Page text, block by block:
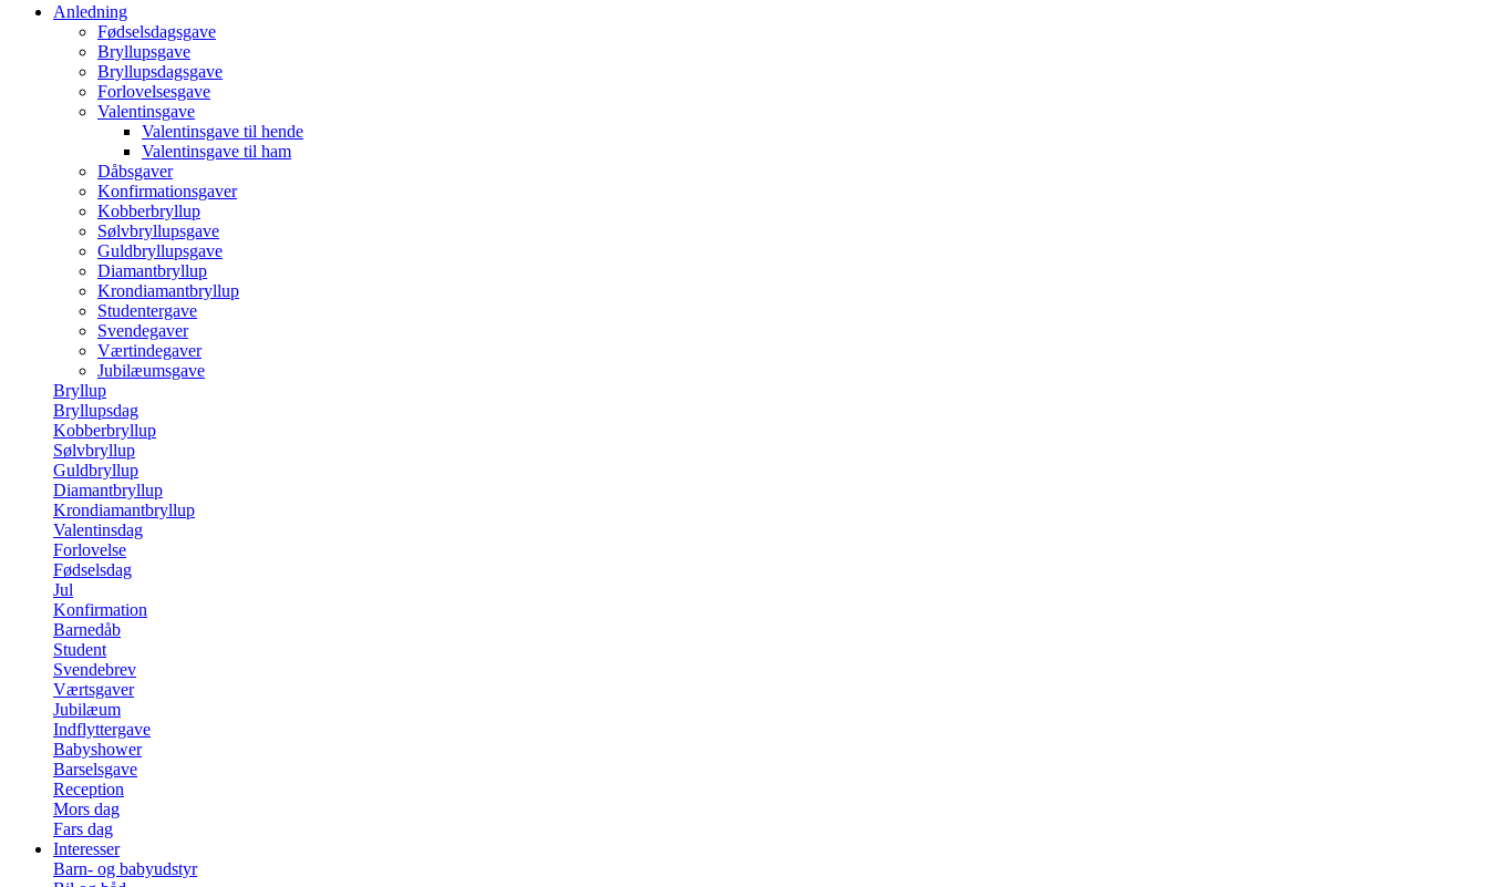
Anledning
Fødselsdagsgave
Bryllupsgave
Bryllupsdagsgave
Forlovelsesgave
Valentinsgave
Valentinsgave til hende
Valentinsgave til ham
Dåbsgaver
Konfirmationsgaver
Kobberbryllup
Sølvbryllupsgave
Guldbryllupsgave
Diamantbryllup
Krondiamantbryllup
Studentergave
Svendegaver
Værtindegaver
Jubilæumsgave
Bryllup
Bryllupsdag
Kobberbryllup
Sølvbryllup
Guldbryllup
Diamantbryllup
Krondiamantbryllup
Valentinsdag
Forlovelse
Fødselsdag
Jul
Konfirmation
Barnedåb
Student
Svendebrev
Værtsgaver
Jubilæum
Indflyttergave
Babyshower
Barselsgave
Reception
Mors dag
Fars dag
Interesser
Barn- og babyudstyr